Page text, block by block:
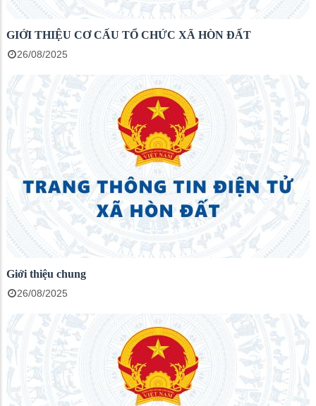
GIỚI THIỆU CƠ CẤU TỔ CHỨC XÃ HÒN ĐẤT
26/08/2025
Giới thiệu chung
26/08/2025